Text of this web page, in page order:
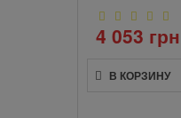
4 053 грн
В КОРЗИНУ